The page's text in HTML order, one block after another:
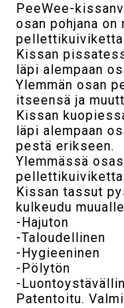
PeeWee-
osan pohjana on
pellettikuiviketta
Kissan
läpi alempaan
Ylemmän osan
itseensä ja
Kissan
läpi alempaan
pestä erikseen.
Ylemmässä
pellettikuiviketta.
Kissan tassut
kulkeudu
-Hajuton
-Taloudellinen
-Hygieeninen
-Pölytön
-
Patentoitu.